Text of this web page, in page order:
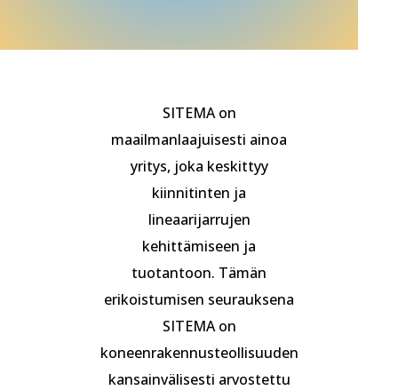
SITEMA on
maailmanlaajuisesti ainoa
yritys, joka keskittyy
kiinnitinten ja
lineaarijarrujen
kehittämiseen ja
tuotantoon. Tämän
erikoistumisen seurauksena
SITEMA on
koneenrakennusteollisuuden
kansainvälisesti arvostettu